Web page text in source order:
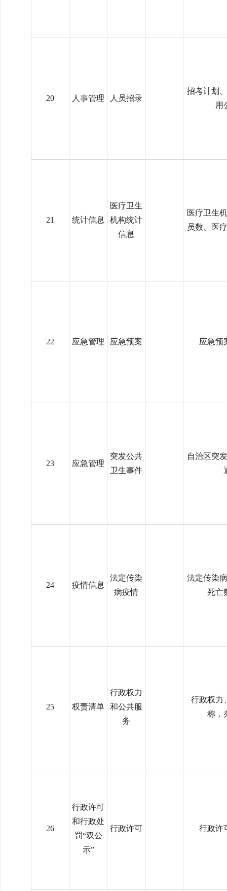
20 人事管理 人员招录
招考计划
用
21 统计信息
医疗卫生
机构统计
信息
医疗卫生
员数、医
22 应急管理 应急预案 应急预
23 应急管理
突发公共
卫生事件
自治区突
24 疫情信息
法定传染
病疫情
法定传染
死亡
25 权责清单
行政权力
和公共服
务
行政权力
称，
26
行政许可
和行政处
罚“双公
示”
行政许可 行政许